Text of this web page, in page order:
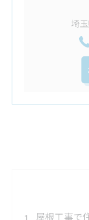
埼
屋根工事で